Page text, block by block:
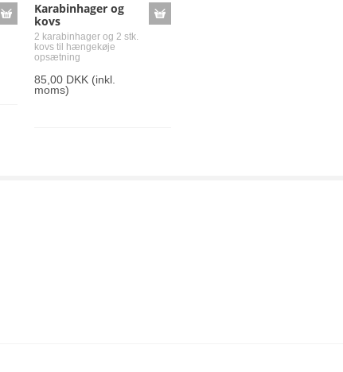
Karabinhager og
kovs
2 karabinhager og 2 stk.
kovs til hængekøje
opsætning
85,00 DKK(inkl.
moms)